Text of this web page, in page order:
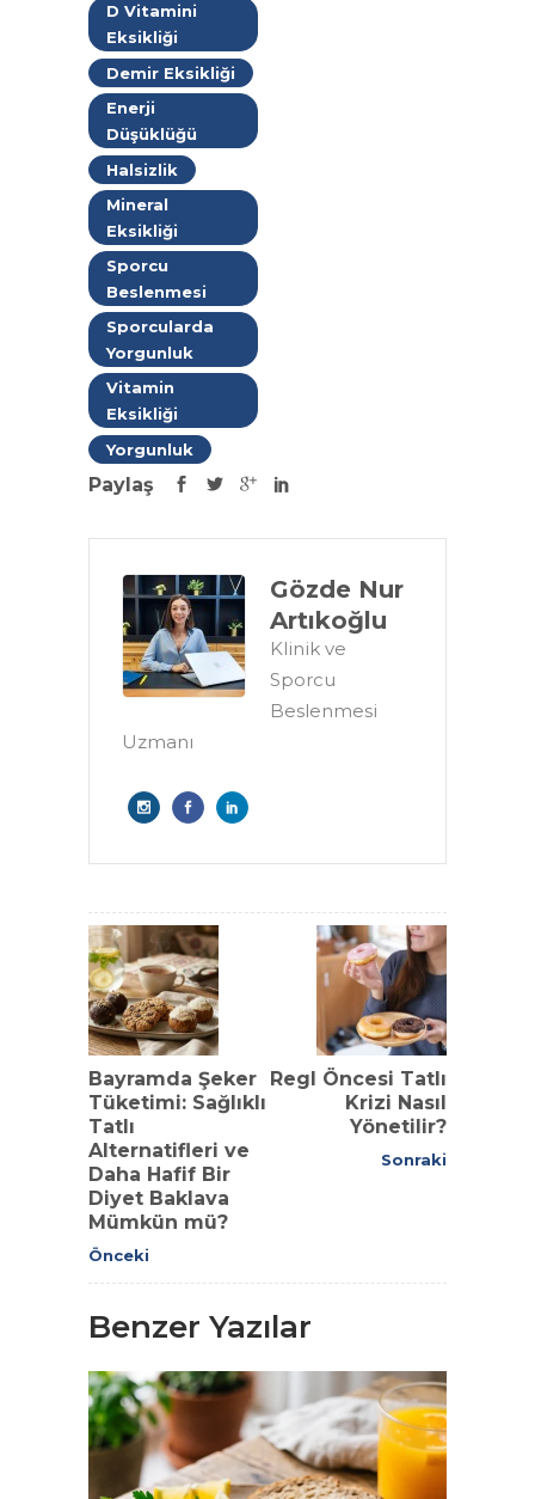
D Vitamini
Eksikliği
Demir Eksikliği
Enerji
Düşüklüğü
Halsizlik
Mineral
Eksikliği
Sporcu
Beslenmesi
Sporcularda
Yorgunluk
Vitamin
Eksikliği
Yorgunluk
Paylaş
Gözde Nur
Artıkoğlu
Klinik ve
Sporcu
Beslenmesi
Uzmanı
Bayramda Şeker
Tüketimi: Sağlıklı
Tatlı
Alternatifleri ve
Daha Hafif Bir
Diyet Baklava
Mümkün mü?
Önceki
Regl Öncesi Tatlı
Krizi Nasıl
Yönetilir?
Sonraki
Benzer Yazılar